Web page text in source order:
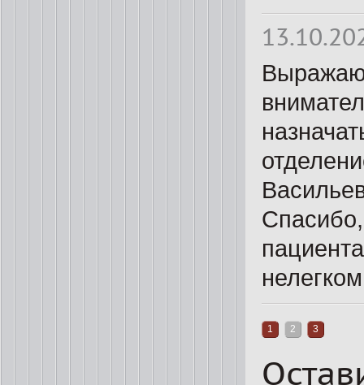
Выражаю
1 2 3